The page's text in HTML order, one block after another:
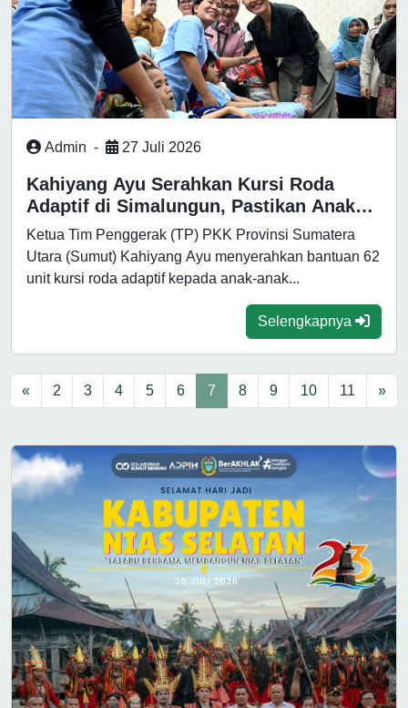
Admin - 27 Juli 2026
Kahiyang Ayu Serahkan Kursi Roda
Adaptif di Simalungun, Pastikan Anak
Berkebutuhan Khusus dapat Kehidupan
yang Layak
Ketua Tim Penggerak (TP) PKK Provinsi Sumatera
Utara (Sumut) Kahiyang Ayu menyerahkan bantuan 62
unit kursi roda adaptif kepada anak-anak...
Selengkapnya
« 2 3 4 5 6 7 8 9 10 11 »